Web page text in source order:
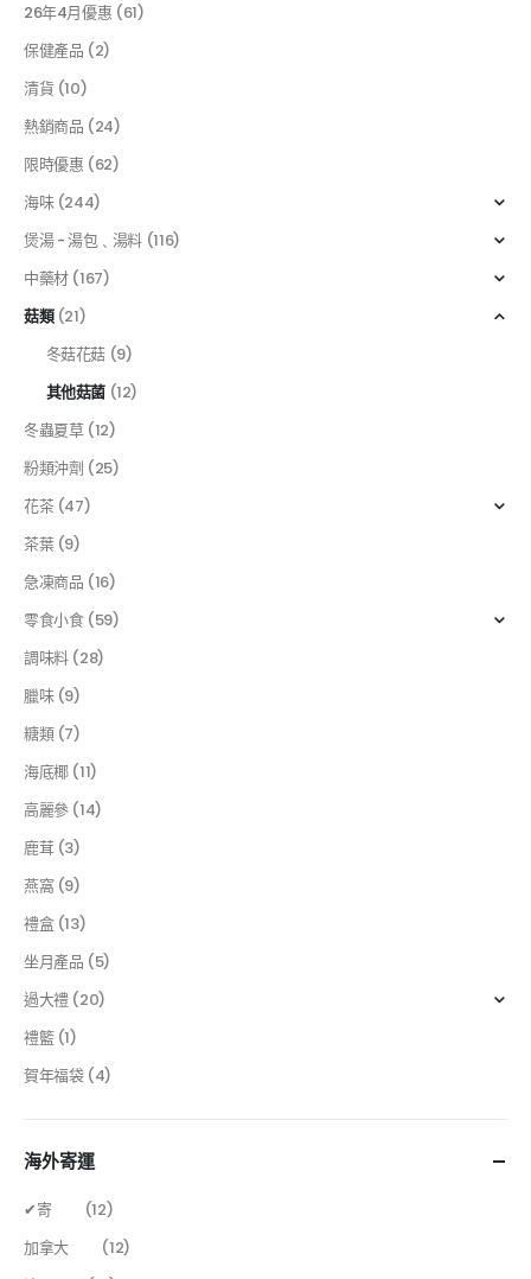
26年4月優惠 (61)
保健產品 (2)
清貨 (10)
熱銷商品 (24)
限時優惠 (62)
海味 (244)
煲湯 - 湯包﹑湯料 (116)
中藥材 (167)
菇類 (21)
冬菇花菇 (9)
其他菇菌 (12)
冬蟲夏草 (12)
粉類沖劑 (25)
花茶 (47)
茶葉 (9)
急凍商品 (16)
零食小食 (59)
調味料 (28)
臘味 (9)
糖類 (7)
海底椰 (11)
高麗參 (14)
鹿茸 (3)
燕窩 (9)
禮盒 (13)
坐月產品 (5)
過大禮 (20)
禮籃 (1)
賀年福袋 (4)
海外寄運
✔寄
(12)
加拿大
(12)